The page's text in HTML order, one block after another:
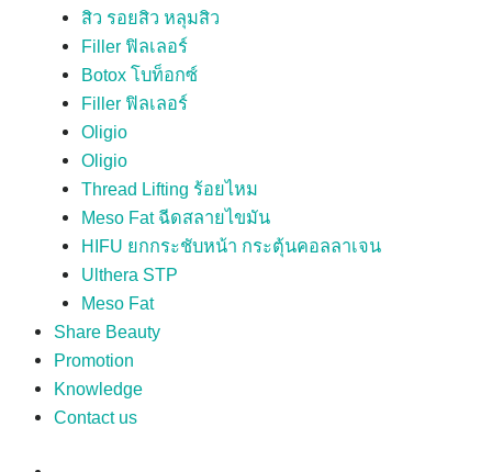
สิว รอยสิว หลุมสิว
Filler ฟิลเลอร์
Botox โบท็อกซ์
Filler ฟิลเลอร์
Oligio
Oligio
Thread Lifting ร้อยไหม
Meso Fat ฉีดสลายไขมัน
HIFU ยกกระชับหน้า กระตุ้นคอลลาเจน
Ulthera STP
Meso Fat
Share Beauty
Promotion
Knowledge
Contact us